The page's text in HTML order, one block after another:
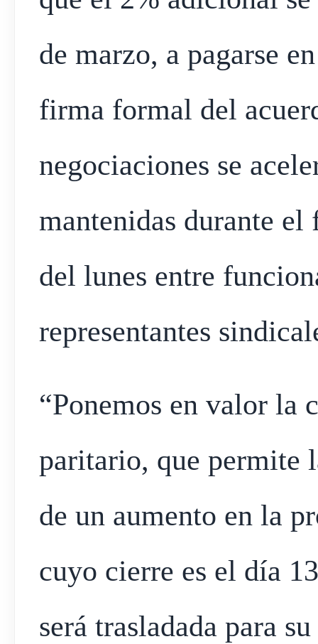
de marzo, a pagarse
firma formal del
negociaciones se
mantenidas durante el
del lunes entre
representantes
“Ponemos en valor la
paritario, que permite
de un aumento en la
cuyo cierre es el día
será trasladada para